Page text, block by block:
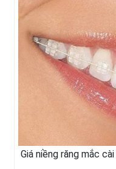
Giá niềng răng mắc